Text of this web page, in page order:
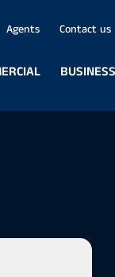
Agents Contact us